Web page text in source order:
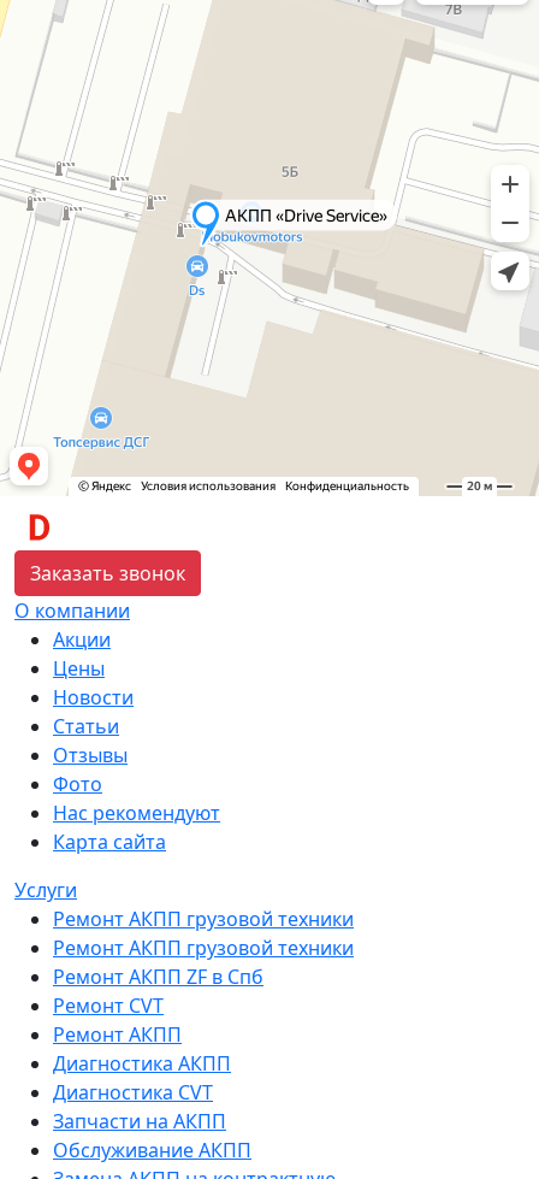
Заказать звонок
О компании
Акции
Цены
Новости
Статьи
Отзывы
Фото
Нас рекомендуют
Карта сайта
Услуги
Ремонт АКПП грузовой техники
Ремонт АКПП грузовой техники
Ремонт АКПП ZF в Спб
Ремонт CVT
Ремонт AКПП
Диагностика АКПП
Диагностика CVT
Запчасти на АКПП
Обслуживание АКПП